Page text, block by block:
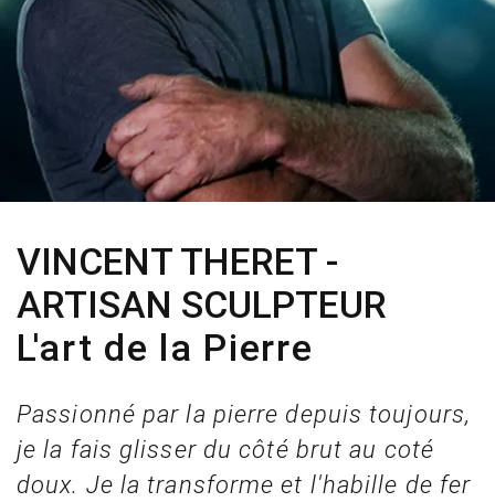
VINCENT THERET -
ARTISAN SCULPTEUR
L'art de la Pierre
Passionné par la pierre depuis toujours,
je la fais glisser du côté brut au coté
doux. Je la transforme et l'habille de fer